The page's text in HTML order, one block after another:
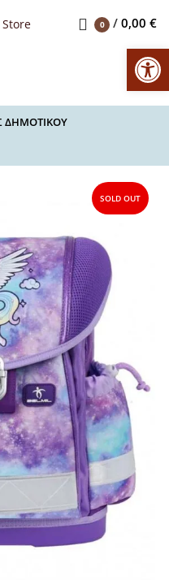
0 / 0,00 €
ΔΗΜΟΤΙΚΟΥ
SOLD OUT